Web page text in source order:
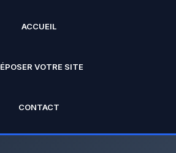
ACCUEIL
VOTRE SITE
CONTACT
PRO